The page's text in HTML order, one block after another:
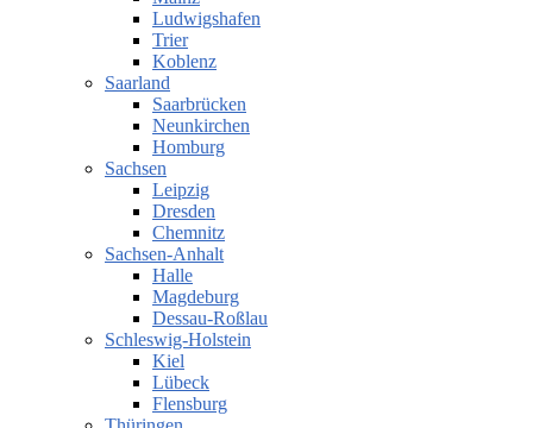
Ludwigshafen
Trier
Koblenz
Saarland
Saarbrücken
Neunkirchen
Homburg
Sachsen
Leipzig
Dresden
Chemnitz
Sachsen-Anhalt
Halle
Magdeburg
Dessau-Roßlau
Schleswig-Holstein
Kiel
Lübeck
Flensburg